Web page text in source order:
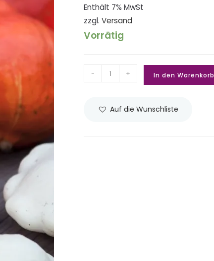
Enthält 7% MwSt
zzgl.Versand
Vorrätig
- + In den Warenkorb
Auf die Wunschliste